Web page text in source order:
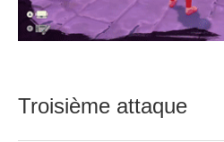
Troisième attaque